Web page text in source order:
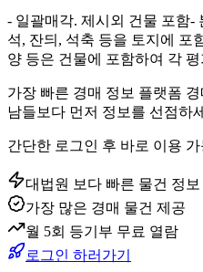
- 일괄매각. 제시외 건물 포함-
석, 잔듸, 석축 등을 토지에 포
양 등은 건물에 포함하여 각
가장 빠른 경매 정보 플랫폼
남들보다 먼저 정보를 선점하
간단한 로그인 후 바로 이용
대법원 보다 빠른 물건 정보
가장 많은 경매 물건 제공
월 5회 등기부 무료 열람
로그인 하러가기